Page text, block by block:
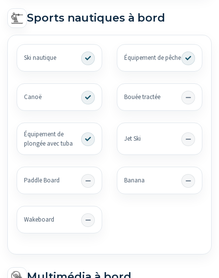
Sports nautiques à bord
Ski nautique Équipement de pêche
Canoë Bouée tractée
Équipement de
plongée avec tuba
Jet Ski
Paddle Board Banana
Wakeboard